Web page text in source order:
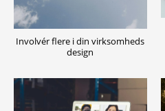
Involvér flere i din virksomheds
design